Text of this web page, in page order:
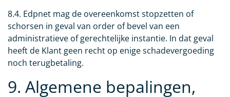
8.4. Edpnet mag de overeenkomst stopzetten of
schorsen in geval van order of bevel van een
administratieve of gerechtelijke instantie. In dat geval
heeft de Klant geen recht op enige schadevergoeding
noch terugbetaling.
9. Algemene bepalingen,